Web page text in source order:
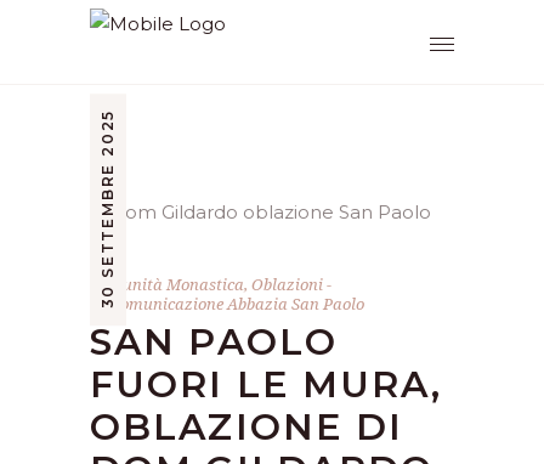
30 SETTEMBRE 2025
Comunità Monastica, Oblazioni
byComunicazione Abbazia San Paolo
SAN PAOLO
FUORI LE MURA,
OBLAZIONE DI